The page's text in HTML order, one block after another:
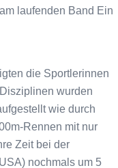
laufenden Band Ein
die Sportlerinnen
wurden
wie durch
Rennen mit nur
Zeit bei der
nochmals um 5